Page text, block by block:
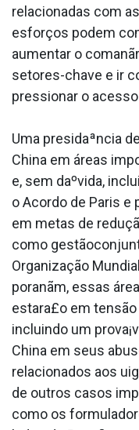
relacionadas com
esforços podem
aumentar o
setores-chave e ir
pressionar o
Uma presidaªncia
China em áreas
e, sem daºvida,
o Acordo de Paris e
em metas de
como
Organização
poranãm, essas
estara£o em
incluindo um
China em seus
relacionados aos
de outros casos
como os